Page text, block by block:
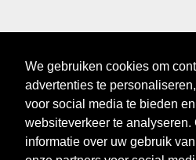
We gebruiken cookies om
advertenties te
voor social media te bieden
websiteverkeer te analyseren.
informatie over uw gebruik